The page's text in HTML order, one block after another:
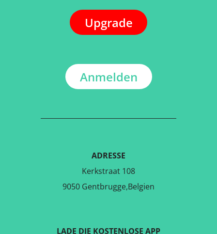
Upgrade
Anmelden
ADRESSE
Kerkstraat 108
9050 Gentbrugge,Belgien
LADE DIE KOSTENLOSE APP